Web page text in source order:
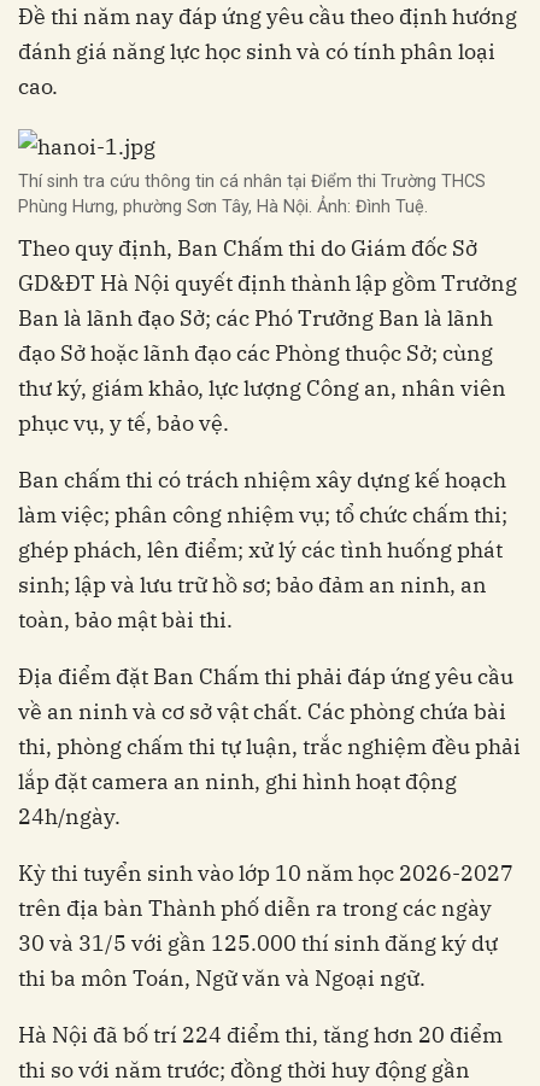
Đề thi năm nay đáp ứng yêu cầu theo định hướng
đánh giá năng lực học sinh và có tính phân loại
cao.
Thí sinh tra cứu thông tin cá nhân tại Điểm thi Trường THCS
Phùng Hưng, phường Sơn Tây, Hà Nội. Ảnh: Đình Tuệ.
Theo quy định, Ban Chấm thi do Giám đốc Sở
GD&ĐT Hà Nội quyết định thành lập gồm Trưởng
Ban là lãnh đạo Sở; các Phó Trưởng Ban là lãnh
đạo Sở hoặc lãnh đạo các Phòng thuộc Sở; cùng
thư ký, giám khảo, lực lượng Công an, nhân viên
phục vụ, y tế, bảo vệ.
Ban chấm thi có trách nhiệm xây dựng kế hoạch
làm việc; phân công nhiệm vụ; tổ chức chấm thi;
ghép phách, lên điểm; xử lý các tình huống phát
sinh; lập và lưu trữ hồ sơ; bảo đảm an ninh, an
toàn, bảo mật bài thi.
Địa điểm đặt Ban Chấm thi phải đáp ứng yêu cầu
về an ninh và cơ sở vật chất. Các phòng chứa bài
thi, phòng chấm thi tự luận, trắc nghiệm đều phải
lắp đặt camera an ninh, ghi hình hoạt động
24h/ngày.
Kỳ thi tuyển sinh vào lớp 10 năm học 2026-2027
trên địa bàn Thành phố diễn ra trong các ngày
30 và 31/5 với gần 125.000 thí sinh đăng ký dự
thi ba môn Toán, Ngữ văn và Ngoại ngữ.
Hà Nội đã bố trí 224 điểm thi, tăng hơn 20 điểm
thi so với năm trước; đồng thời huy động gần